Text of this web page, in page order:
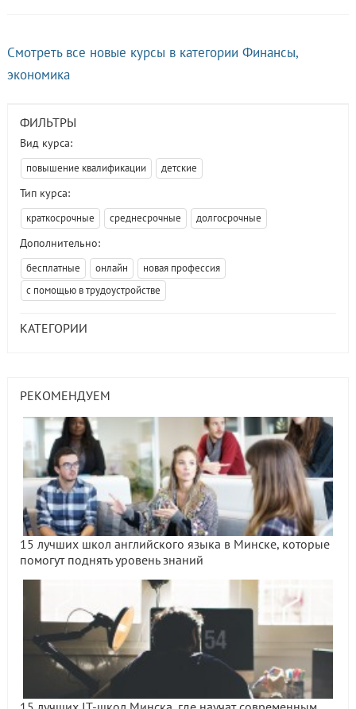
Смотреть все новые курсы в категории Финансы,
экономика
ФИЛЬТРЫ
Вид курса:
повышение квалификации детские
Тип курса:
краткосрочные среднесрочные долгосрочные
Дополнительно:
бесплатные онлайн
новая профессия
с помощью в трудоустройстве
КАТЕГОРИИ
РЕКОМЕНДУЕМ
15 лучших школ английского языка в Минске, которые
помогут поднять уровень знаний